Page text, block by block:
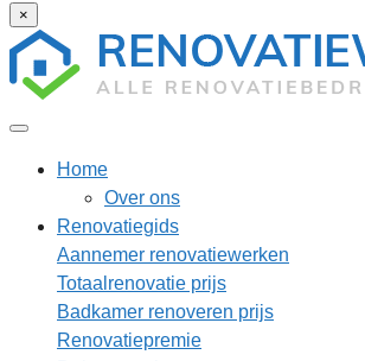
×
Home
Over ons
Renovatiegids
Aannemer renovatiewerken
Totaalrenovatie prijs
Badkamer renoveren prijs
Renovatiepremie